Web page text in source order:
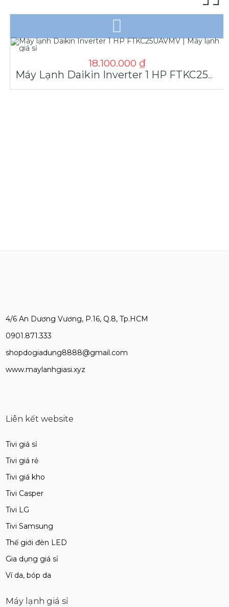
18.100.000 ₫
Máy Lạnh Daikin Inverter 1 HP FTKC25UAVMV | Máy Lạnh Giá Sỉ
4/6 An Dương Vương, P.16, Q.8, Tp.HCM
0901.871.333
shopdogiadung8888@gmail.com
www.maylanhgiasi.xyz
Liên kết website
Tivi giá sỉ
Tivi giá rẻ
Tivi giá kho
Tivi Casper
Tivi LG
Tivi Samsung
Thế giới đèn LED
Gia dụng giá sỉ
Ví da, bóp da
Máy lạnh giá sỉ